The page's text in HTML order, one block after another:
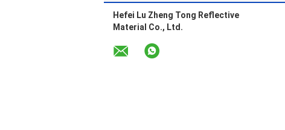
Hefei Lu Zheng Tong Reflective
Material Co., Ltd.